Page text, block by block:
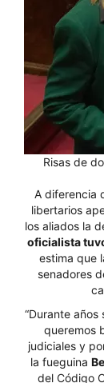
Risas de
A diferencia
libertarios
los aliados la
oficialista
estima que
senadores
“Durante
queremos
judiciales y
la fueguina
del Código